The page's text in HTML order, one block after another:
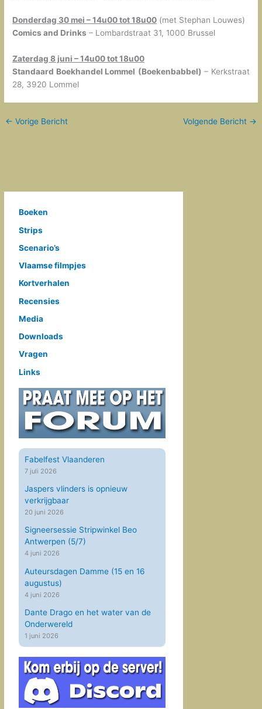
Boeken
Strips
Scenario’s
Vlaamse filmpjes
Kortverhalen
Recensies
Media
Downloads
Vragen
Links
Fabelfest Vlaanderen
7 juli 2026
Jaspers vlinders is opnieuw
verkrijgbaar
20 juni 2026
Signeersessie Stripwinkel Beo
Antwerpen (5/7)
4 juni 2026
Auteursdagen Damme (15 en 16
augustus)
4 juni 2026
Dante Drago en het water van de
Onderwereld
1 juni 2026
Donderdag 30 mei – 14u00 tot 18u00 (met Stephan Louwes)
Comics and Drinks – Lombardstraat 31, 1000 Brussel
Zaterdag 8 juni – 14u00 tot 18u00
Standaard Boekhandel Lommel (Boekenbabbel) – Kerkstraat
28, 3920 Lommel
← Vorige Bericht Volgende Bericht →